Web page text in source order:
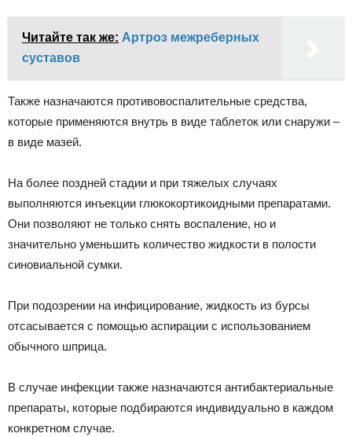
Читайте так же: Артроз межреберных
суставов
Также назначаются противовоспалительные средства,
которые применяются внутрь в виде таблеток или снаружи –
в виде мазей.
На более поздней стадии и при тяжелых случаях
выполняются инъекции глюкокортикоидными препаратами.
Они позволяют не только снять воспаление, но и
значительно уменьшить количество жидкости в полости
синовиальной сумки.
При подозрении на инфицирование, жидкость из бурсы
отсасывается с помощью аспирации с использованием
обычного шприца.
В случае инфекции также назначаются антибактериальные
препараты, которые подбираются индивидуально в каждом
конкретном случае.